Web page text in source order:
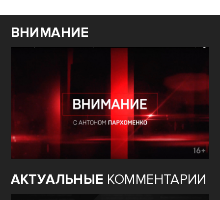
ВНИМАНИЕ
АКТУАЛЬНЫЕ КОММЕНТАРИИ